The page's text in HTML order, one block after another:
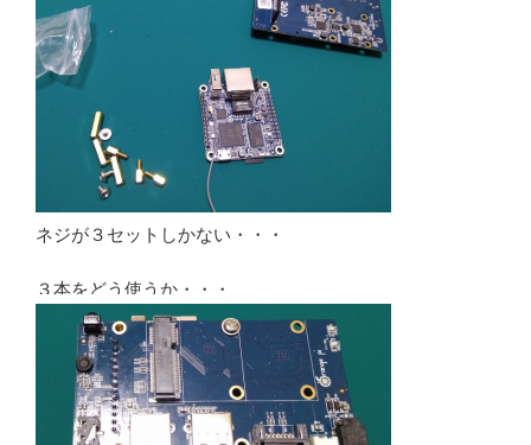
ネジが３セットしかない・・・
３本をどう使うか・・・